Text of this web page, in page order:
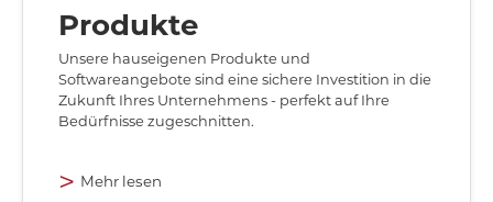
Produkte
Unsere hauseigenen Produkte und
Softwareangebote sind eine sichere Investition in die
Zukunft Ihres Unternehmens - perfekt auf Ihre
Bedürfnisse zugeschnitten.
> Mehr lesen